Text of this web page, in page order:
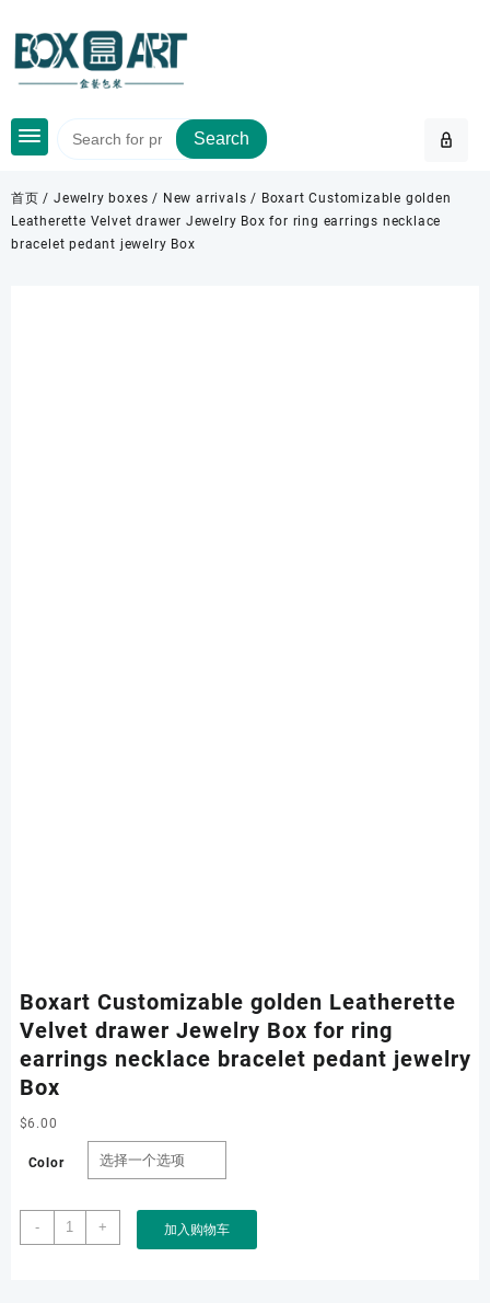
content
Search
首页 /Jewelry boxes / New arrivals / Boxart Customizable golden
Leatherette Velvet drawer Jewelry Box for ring earrings necklace
bracelet pedant jewelry Box
Boxart Customizable golden Leatherette
Velvet drawer Jewelry Box for ring
earrings necklace bracelet pedant jewelry
Box
$6.00
Color
-
Boxart
Customizable
+ 加入购物车